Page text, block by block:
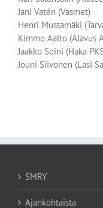
Jani Vatén (Vasmet)
Henri Mustamäki
Kimmo Aalto (Alavus
Jaakko Soini (Haka
Jouni Siivonen (Lasi
SMRY
Ajankohtaista